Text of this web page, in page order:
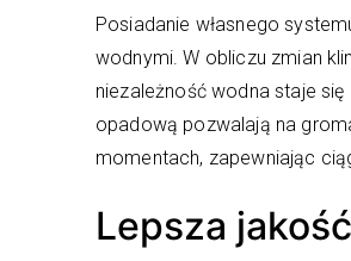
Posiadanie własnego
wodnymi. W obliczu zmian
niezależność wodna staje
opadową pozwalają na
momentach, zapewniając
Lepsza